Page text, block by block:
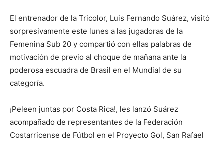
El entrenador de la Tricolor, Luis Fernando Suárez, visitó
sorpresivamente este lunes a las jugadoras de la
Femenina Sub 20 y compartió con ellas palabras de
motivación de previo al choque de mañana ante la
poderosa escuadra de Brasil en el Mundial de su
categoría.
¡Peleen juntas por Costa Rica!, les lanzó Suárez
acompañado de representantes de la Federación
Costarricense de Fútbol en el Proyecto Gol, San Rafael